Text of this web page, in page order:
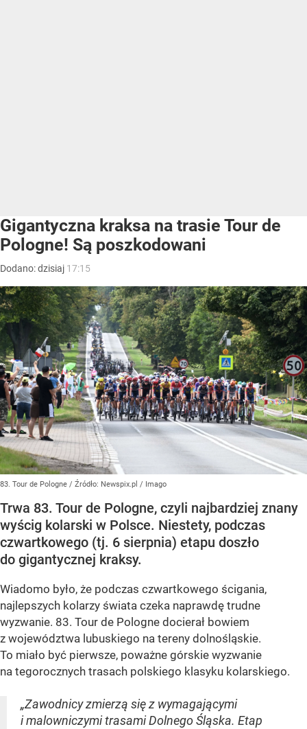
Gigantyczna kraksa na trasie Tour de
Pologne! Są poszkodowani
Dodano:dzisiaj 17:15
83. Tour de Pologne / Źródło: Newspix.pl / Imago
Trwa 83. Tour de Pologne, czyli najbardziej znany
wyścig kolarski w Polsce. Niestety, podczas
czwartkowego (tj. 6 sierpnia) etapu doszło
do gigantycznej kraksy.
Wiadomo było, że podczas czwartkowego ścigania,
najlepszych kolarzy świata czeka naprawdę trudne
wyzwanie. 83. Tour de Pologne docierał bowiem
z województwa lubuskiego na tereny dolnośląskie.
To miało być pierwsze, poważne górskie wyzwanie
na tegorocznych trasach polskiego klasyku kolarskiego.
„Zawodnicy zmierzą się z wymagającymi
i malowniczymi trasami Dolnego Śląska. Etap